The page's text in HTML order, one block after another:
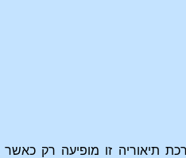
תיאוריה זו מופיעה רק